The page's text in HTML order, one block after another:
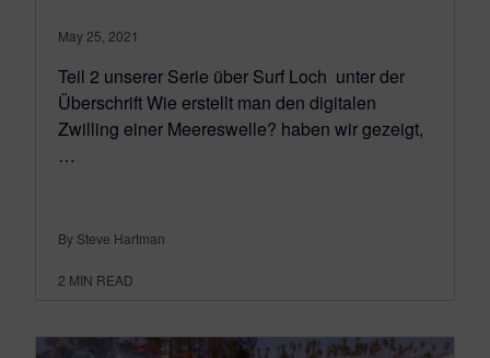
May 25, 2021
Teil 2 unserer Serie über Surf Loch unter der
Überschrift Wie erstellt man den digitalen
Zwilling einer Meereswelle? haben wir gezeigt,
…
By Steve Hartman
2 MIN READ